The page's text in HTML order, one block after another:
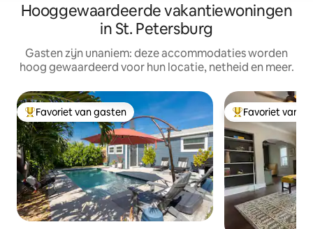
Hooggewaardeerde vakantiewoningen
in St. Petersburg
Gasten zijn unaniem: deze accommodaties worden
hoog gewaardeerd voor hun locatie, netheid en meer.
Topfavoriet van gasten
Favoriet van gasten Topfavoriet van
Favoriet van